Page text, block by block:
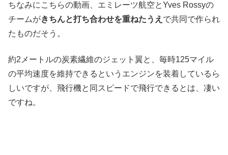
ちなみにこちらの動画、エミレーツ航空とYves Rossyの
チームがきちんと打ち合わせを重ねたうえ で共同で作られ
たものだそう。
約2メートルの炭素繊維のジェット翼と、毎時125マイル
の平均速度を維持できるというエンジンを装着しているら
しいですが、飛行機と同スピードで飛行できるとは、凄い
ですね。